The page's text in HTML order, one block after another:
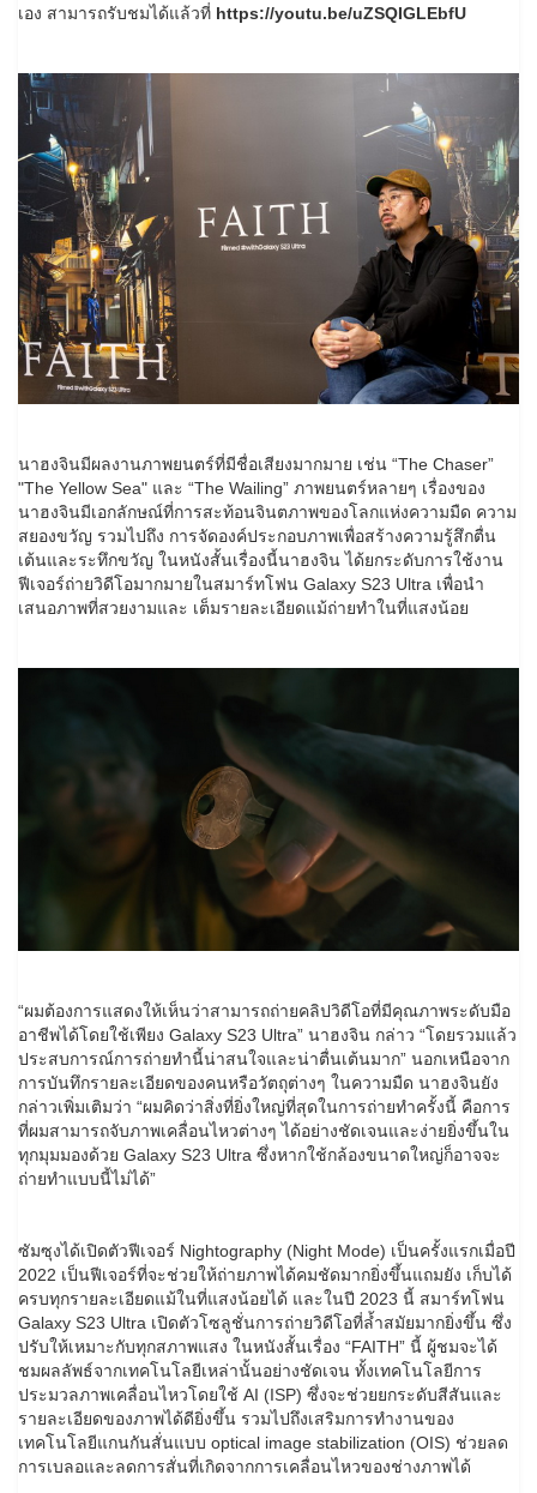
เอง สามารถรับชมได้แล้วที่ https://youtu.be/uZSQIGLEbfU
นาฮงจินมีผลงานภาพยนตร์ที่มีชื่อเสียงมากมาย เช่น “The Chaser”
"The Yellow Sea" และ “The Wailing” ภาพยนตร์หลายๆ เรื่องของ
นาฮงจินมีเอกลักษณ์ที่การสะท้อนจินตภาพของโลกแห่งความมืด ความ
สยองขวัญ รวมไปถึง การจัดองค์ประกอบภาพเพื่อสร้างความรู้สึกตื่น
เต้นและระทึกขวัญ ในหนังสั้นเรื่องนี้นาฮงจิน ได้ยกระดับการใช้งาน
ฟีเจอร์ถ่ายวิดีโอมากมายในสมาร์ทโฟน Galaxy S23 Ultra เพื่อนำ
เสนอภาพที่สวยงามและ เต็มรายละเอียดแม้ถ่ายทำในที่แสงน้อย
“ผมต้องการแสดงให้เห็นว่าสามารถถ่ายคลิปวิดีโอที่มีคุณภาพระดับมือ
อาชีพได้โดยใช้เพียง Galaxy S23 Ultra” นาฮงจิน กล่าว “โดยรวมแล้ว
ประสบการณ์การถ่ายทำนี้น่าสนใจและน่าตื่นเต้นมาก” นอกเหนือจาก
การบันทึกรายละเอียดของคนหรือวัตถุต่างๆ ในความมืด นาฮงจินยัง
กล่าวเพิ่มเติมว่า “ผมคิดว่าสิ่งที่ยิ่งใหญ่ที่สุดในการถ่ายทำครั้งนี้ คือการ
ที่ผมสามารถจับภาพเคลื่อนไหวต่างๆ ได้อย่างชัดเจนและง่ายยิ่งขึ้นใน
ทุกมุมมองด้วย Galaxy S23 Ultra ซึ่งหากใช้กล้องขนาดใหญ่ก็อาจจะ
ถ่ายทำแบบนี้ไม่ได้”
ซัมซุงได้เปิดตัวฟีเจอร์ Nightography (Night Mode) เป็นครั้งแรกเมื่อปี
2022 เป็นฟีเจอร์ที่จะช่วยให้ถ่ายภาพได้คมชัดมากยิ่งขึ้นแถมยัง เก็บได้
ครบทุกรายละเอียดแม้ในที่แสงน้อยได้ และในปี 2023 นี้ สมาร์ทโฟน
Galaxy S23 Ultra เปิดตัวโซลูชั่นการถ่ายวิดีโอที่ล้ำสมัยมากยิ่งขึ้น ซึ่ง
ปรับให้เหมาะกับทุกสภาพแสง ในหนังสั้นเรื่อง “FAITH” นี้ ผู้ชมจะได้
ชมผลลัพธ์จากเทคโนโลยีเหล่านั้นอย่างชัดเจน ทั้งเทคโนโลยีการ
ประมวลภาพเคลื่อนไหวโดยใช้ AI (ISP) ซึ่งจะช่วยยกระดับสีสันและ
รายละเอียดของภาพได้ดียิ่งขึ้น รวมไปถึงเสริมการทำงานของ
เทคโนโลยีแกนกันสั่นแบบ optical image stabilization (OIS) ช่วยลด
การเบลอและลดการสั่นที่เกิดจากการเคลื่อนไหวของช่างภาพได้